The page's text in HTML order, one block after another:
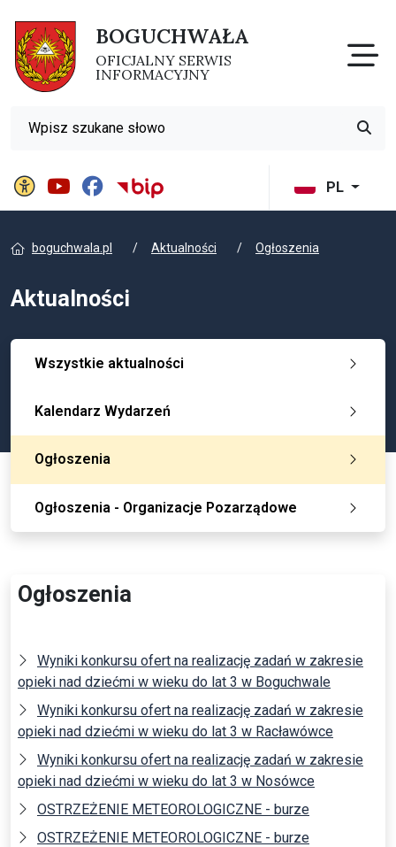
BOGUCHWAŁA
OFICJALNY SERWIS
INFORMACYJNY
PL
Panel ustawień witrynyBIP Gminy Boguchwała
Wyszukiwarka
boguchwala.pl Aktualności Ogłoszenia
Aktualności
Wszystkie aktualności
Kalendarz Wydarzeń
Ogłoszenia
Ogłoszenia - Organizacje Pozarządowe
Ogłoszenia
Wyniki konkursu ofert na realizację zadań w zakresie
opieki nad dziećmi w wieku do lat 3 w Boguchwale
Wyniki konkursu ofert na realizację zadań w zakresie
opieki nad dziećmi w wieku do lat 3 w Racławówce
Wyniki konkursu ofert na realizację zadań w zakresie
opieki nad dziećmi w wieku do lat 3 w Nosówce
OSTRZEŻENIE METEOROLOGICZNE - burze
OSTRZEŻENIE METEOROLOGICZNE - burze